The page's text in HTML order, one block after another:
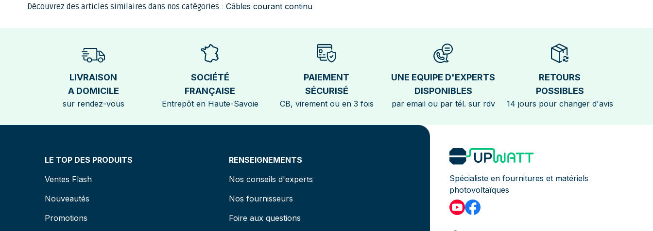
Découvrez des articles similaires dans nos catégories : Câbles courant continu
LIVRAISON
A DOMICILE
sur rendez-vous
SOCIÉTÉ
FRANÇAISE
Entrepôt en Haute-Savoie
PAIEMENT
SÉCURISÉ
CB, virement ou en 3 fois
UNE EQUIPE D'EXPERTS
DISPONIBLES
par email ou par tél. sur rdv
RETOURS
POSSIBLES
14 jours pour changer d'avis
LE TOP DES PRODUITS
Ventes Flash
Nouveautés
Promotions
RENSEIGNEMENTS
Nos conseils d'experts
Nos fournisseurs
Foire aux questions
Spécialiste en fournitures et matériels
photovoltaïques